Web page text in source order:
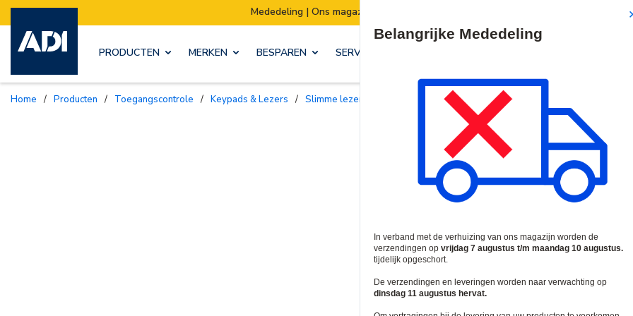
Mededeling | Ons magazijn verhuist: Verzendingen worden van 7 t/m 10 augustus opgeschort.
PRODUCTEN MERKEN BESPAREN SERVICES & OPLOSSINGEN
Home / Producten / Toegangscontrole / Keypads & Lezers / Slimme lezers & controllers